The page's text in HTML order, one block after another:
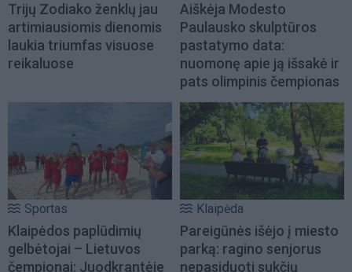
Trijų Zodiako ženklų jau
artimiausiomis dienomis
laukia triumfas visuose
reikaluose
Aiškėja Modesto
Paulausko skulptūros
pastatymo data:
nuomonę apie ją išsakė ir
pats olimpinis čempionas
Sportas
Klaipėdos paplūdimių
gelbėtojai – Lietuvos
čempionai: Juodkrantėje
Klaipėda
Pareigūnės išėjo į miesto
parką: ragino senjorus
nepasiduoti sukčių